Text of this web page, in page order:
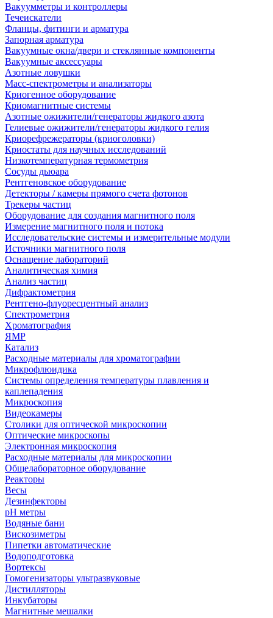
Вакуумметры и контроллеры
Течеискатели
Фланцы, фитинги и арматура
Запорная арматура
Вакуумные окна/двери и стеклянные компоненты
Вакуумные аксессуары
Азотные ловушки
Масс-спектрометры и анализаторы
Криогенное оборудование
Криомагнитные системы
Азотные ожижители/генераторы жидкого азота
Гелиевые ожижители/генераторы жидкого гелия
Криорефрежераторы (криоголовки)
Криостаты для научных исследований
Низкотемпературная термометрия
Сосуды дьюара
Рентгеновское оборудование
Детекторы / камеры прямого счета фотонов
Трекеры частиц
Оборудование для создания магнитного поля
Измерение магнитного поля и потока
Исследовательские системы и измерительные модули
Источники магнитного поля
Оснащение лабораторий
Аналитическая химия
Анализ частиц
Дифрактометрия
Рентгено-флуоресцентный анализ
Спектрометрия
Хроматография
ЯМР
Катализ
Расходные материалы для хроматографии
Микрофлюидика
Системы определения температуры плавления и
каплепадения
Микроскопия
Видеокамеры
Столики для оптической микроскопии
Оптические микроскопы
Электронная микроскопия
Расходные материалы для микроскопии
Общелабораторное оборудование
Реакторы
Весы
Дезинфекторы
рН метры
Водяные бани
Вискозиметры
Пипетки автоматические
Водоподготовка
Вортексы
Гомогенизаторы ультразвуковые
Дистилляторы
Инкубаторы
Магнитные мешалки